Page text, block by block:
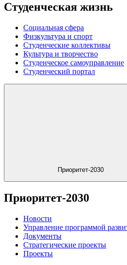
Студенческая жизнь
Социальная сфера
Физкультура и спорт
Студенческие коллективы
Культура и творчество
Студенческое самоуправление
Студенческий портал
Приоритет-2030
Приоритет-2030
Новости
Управление программой
Документы
Стратегические проекты
Проекты